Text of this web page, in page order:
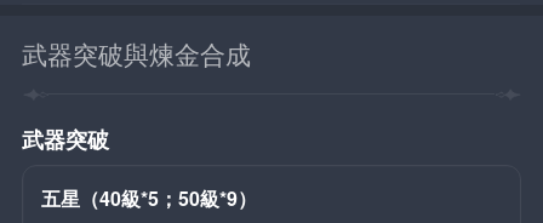
武器突破與煉金合成
武器突破
五星（40級*5；50級*9）